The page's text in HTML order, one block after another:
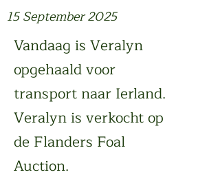
15 September 2025
Vandaag is Veralyn
opgehaald voor
transport naar Ierland.
Veralyn is verkocht op
de Flanders Foal
Auction.